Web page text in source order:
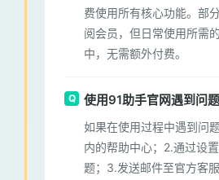
费使用所有核心功能。部
阅会员，但日常使用所需
中，无需额外付费。
使用91助手官网遇到问
如果在使用过程中遇到问
内的帮助中心；2.通过设
题；3.发送邮件至官方客